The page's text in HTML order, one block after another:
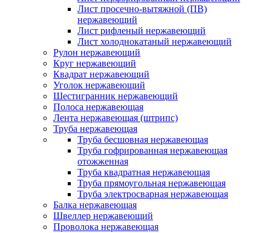
Лист просечно-вытяжной (ПВ)
нержавеющий
Лист рифленый нержавеющий
Лист холоднокатаный нержавеющий
Рулон нержавеющий
Круг нержавеющий
Квадрат нержавеющий
Уголок нержавеющий
Шестигранник нержавеющий
Полоса нержавеющая
Лента нержавеющая (штрипс)
Труба нержавеющая
Труба бесшовная нержавеющая
Труба гофрированная нержавеющая
отожженная
Труба квадратная нержавеющая
Труба прямоугольная нержавеющая
Труба электросварная нержавеющая
Балка нержавеющая
Швеллер нержавеющий
Проволока нержавеющая